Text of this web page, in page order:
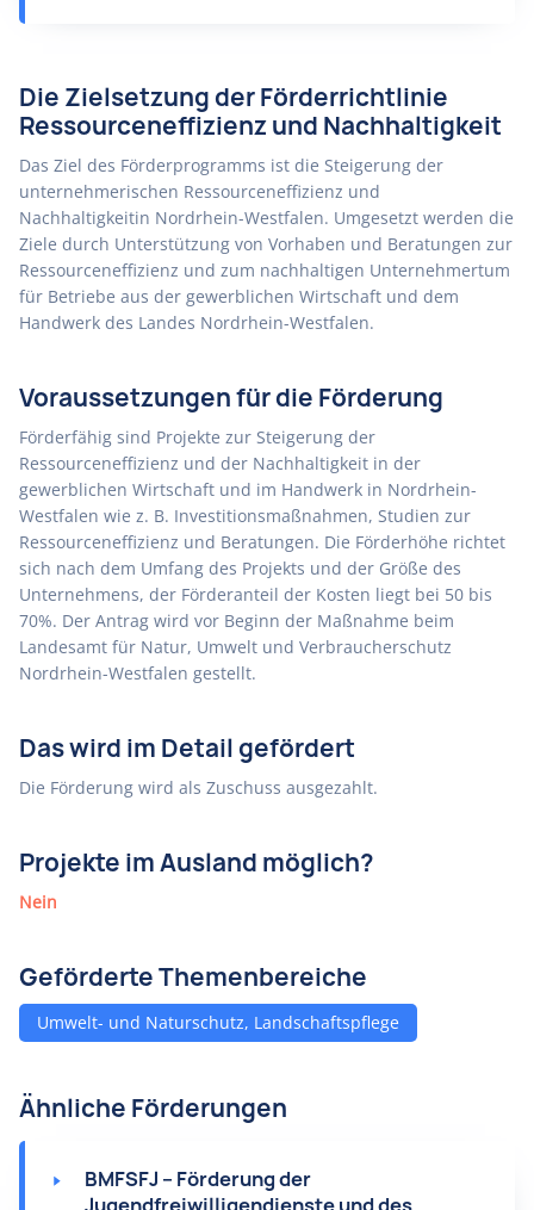
Die Zielsetzung der Förderrichtlinie
Ressourceneffizienz und Nachhaltigkeit
Das Ziel des Förderprogramms ist die Steigerung der
unternehmerischen Ressourceneffizienz und
Nachhaltigkeitin Nordrhein-Westfalen. Umgesetzt werden die
Ziele durch Unterstützung von Vorhaben und Beratungen zur
Ressourceneffizienz und zum nachhaltigen Unternehmertum
für Betriebe aus der gewerblichen Wirtschaft und dem
Handwerk des Landes Nordrhein-Westfalen.
Voraussetzungen für die Förderung
Förderfähig sind Projekte zur Steigerung der
Ressourceneffizienz und der Nachhaltigkeit in der
gewerblichen Wirtschaft und im Handwerk in Nordrhein-
Westfalen wie z. B. Investitionsmaßnahmen, Studien zur
Ressourceneffizienz und Beratungen. Die Förderhöhe richtet
sich nach dem Umfang des Projekts und der Größe des
Unternehmens, der Förderanteil der Kosten liegt bei 50 bis
70%. Der Antrag wird vor Beginn der Maßnahme beim
Landesamt für Natur, Umwelt und Verbraucherschutz
Nordrhein-Westfalen gestellt.
Das wird im Detail gefördert
Die Förderung wird als Zuschuss ausgezahlt.
Projekte im Ausland möglich?
Nein
Geförderte Themenbereiche
Umwelt- und Naturschutz, Landschaftspflege
Ähnliche Förderungen
BMFSFJ – Förderung der